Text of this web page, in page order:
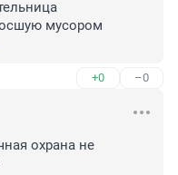
мусором
+0 –0
охрана не